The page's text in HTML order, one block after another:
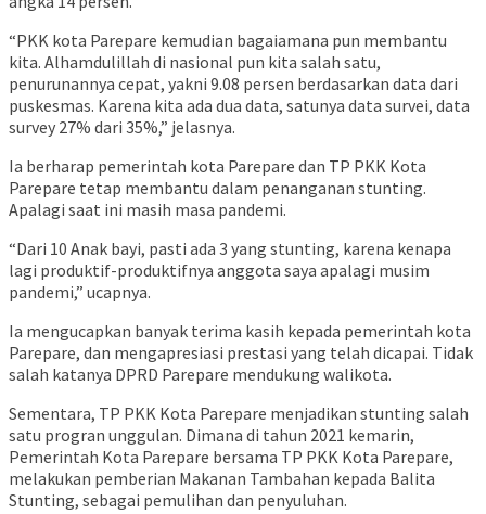
“PKK kota Parepare kemudian bagaiamana pun membantu
kita. Alhamdulillah di nasional pun kita salah satu,
penurunannya cepat, yakni 9.08 persen berdasarkan data dari
puskesmas. Karena kita ada dua data, satunya data survei, data
survey 27% dari 35%,” jelasnya.
Ia berharap pemerintah kota Parepare dan TP PKK Kota
Parepare tetap membantu dalam penanganan stunting.
Apalagi saat ini masih masa pandemi.
“Dari 10 Anak bayi, pasti ada 3 yang stunting, karena kenapa
lagi produktif-produktifnya anggota saya apalagi musim
pandemi,” ucapnya.
Ia mengucapkan banyak terima kasih kepada pemerintah kota
Parepare, dan mengapresiasi prestasi yang telah dicapai. Tidak
salah katanya DPRD Parepare mendukung walikota.
Sementara, TP PKK Kota Parepare menjadikan stunting salah
satu progran unggulan. Dimana di tahun 2021 kemarin,
Pemerintah Kota Parepare bersama TP PKK Kota Parepare,
melakukan pemberian Makanan Tambahan kepada Balita
Stunting, sebagai pemulihan dan penyuluhan.